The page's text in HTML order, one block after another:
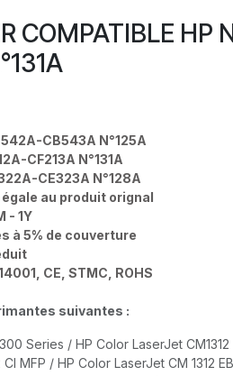
COMPATIBLE HP
CB543A N°125A
CF213A N°131A
CE323A N°128A
au produit orignal
- 1Y
à 5% de couverture
CE, STMC, ROHS
suivantes :
Series / HP Color LaserJet CM1312
MFP / HP Color LaserJet CM 1312